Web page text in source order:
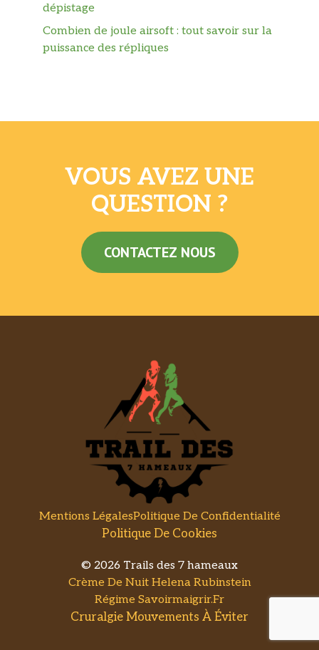
dépistage
Combien de joule airsoft : tout savoir sur la
puissance des répliques
VOUS AVEZ UNE
QUESTION ?
CONTACTEZ NOUS
Mentions LégalesPolitique De Confidentialité
Politique De Cookies
© 2026 Trails des 7 hameaux
Crème De Nuit Helena Rubinstein
Régime Savoirmaigrir.fr
Cruralgie Mouvements À Éviter